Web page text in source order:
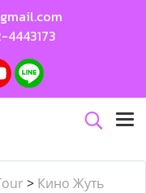
4443173
> Кино Жуть